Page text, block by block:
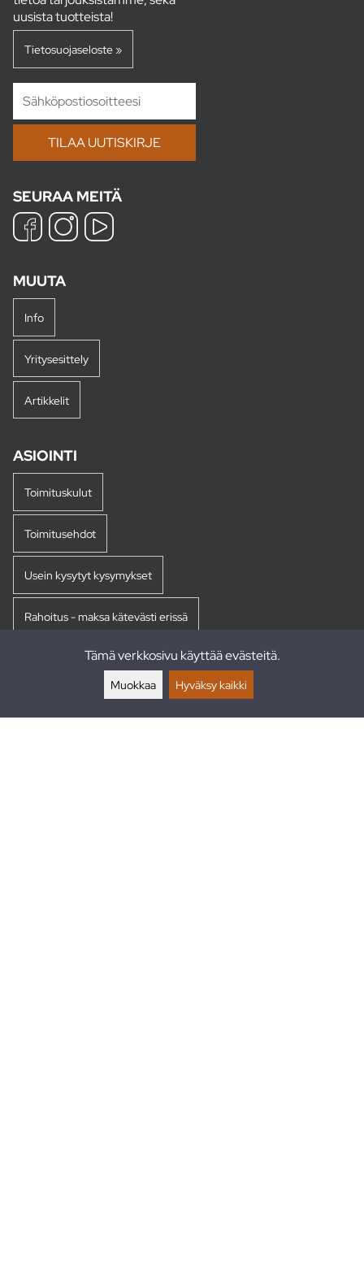
uusista tuotteista!
Tietosuojaseloste »
SEURAA MEITÄ
MUUTA
Info
Yritysesittely
Artikkelit
ASIOINTI
Toimituskulut
Toimitusehdot
Usein kysytyt kysymykset
Rahoitus - maksa kätevästi erissä
Tämä verkkosivu käyttää evästeitä.
Muokkaa Hyväksy kaikki